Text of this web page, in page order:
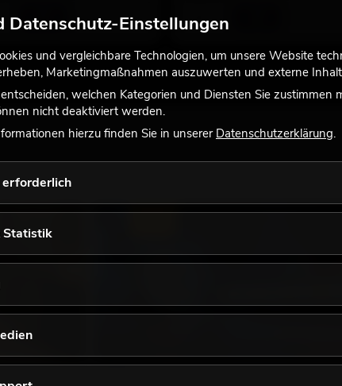
Datenschutz-Einstellungen
und vergleichbare Technologien, um unsere Website
Marketingmaßnahmen auszuwerten und externe
welchen Kategorien und Diensten Sie zustimmen
nicht deaktiviert werden.
hierzu finden Sie in unsererDatenschutzerklärung.
erforderlich
Statistik